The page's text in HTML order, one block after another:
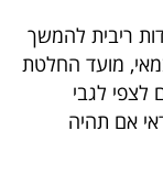
ריבית להמשך
אבל ברור כי ככל שנתקרב ל-25 במאי, מועד החלטת
לצפי לגבי
אם תהיה